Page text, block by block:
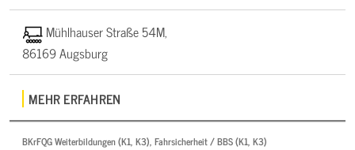
Mühlhauser Straße 54M,
86169 Augsburg
MEHR ERFAHREN
BKrFQG Weiterbildungen (K1, K3), Fahrsicherheit / BBS (K1, K3)